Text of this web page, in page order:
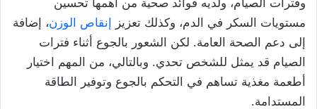
مستويات السكر في الدم، وكذلك تعزيز إنقاص الوزن، إضافة
إلى دعم الصحة العامة. لكن الشعور بالجوع أثناء فترات
الصيام قد يمثل للشخص تحدي. وبالتالي، من المهم اختيار
أطعمة مغذية تساهم في التحكم بالجوع وتوفير الطاقة
المستدامة.